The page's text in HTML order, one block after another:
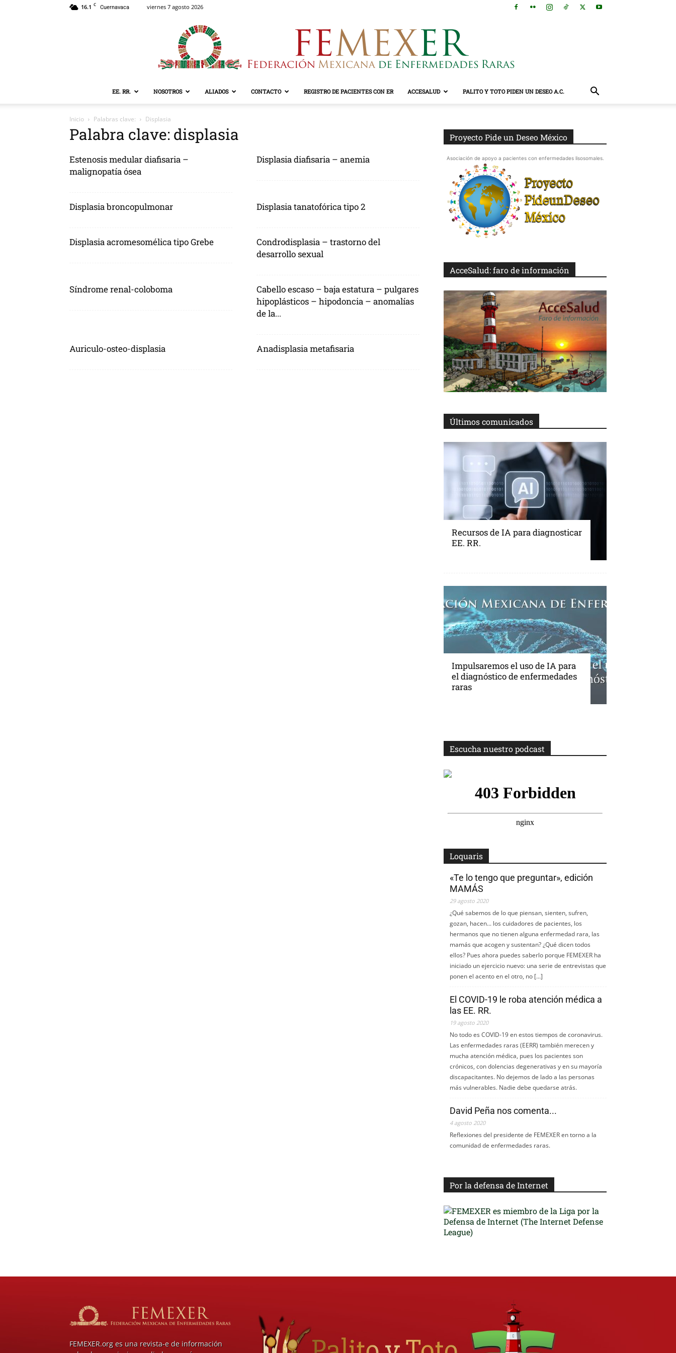
16.1 C Cuernavaca viernes 7 agosto 2026
EE. RR. NOSOTROS ALIADOS CONTACTO REGISTRO DE PACIENTES CON ER ACCESALUD PALITO Y TOTO PIDEN UN DESEO A.C.
Inicio Palabras clave: Displasia
Palabra clave: displasia
Estenosis medular diafisaria –
malignopatía ósea
Displasia diafisaria – anemia
Displasia broncopulmonar Displasia tanatofórica tipo 2
Displasia acromesomélica tipo Grebe
Condrodisplasia – trastorno del
desarrollo sexual
Síndrome renal-coloboma
Cabello escaso – baja estatura – pulgares
hipoplásticos – hipodoncia – anomalías
de la...
Auriculo-osteo-displasia Anadisplasia metafisaria
Proyecto Pide un Deseo México
Asociación de apoyo a pacientes con enfermedades lisosomales.
AcceSalud: faro de información
Últimos comunicados
Recursos de IA para diagnosticar
EE. RR.
Impulsaremos el uso de IA para
el diagnóstico de enfermedades
raras
Escucha nuestro podcast
Loquaris
«Te lo tengo que preguntar», edición
MAMÁS
29 agosto 2020
¿Qué sabemos de lo que piensan, sienten, sufren,
gozan, hacen... los cuidadores de pacientes, los
hermanos que no tienen alguna enfermedad rara, las
mamás que acogen y sustentan? ¿Qué dicen todos
ellos? Pues ahora puedes saberlo porque FEMEXER ha
iniciado un ejercicio nuevo: una serie de entrevistas que
ponen el acento en el otro, no […]
El COVID-19 le roba atención médica a
las EE. RR.
19 agosto 2020
No todo es COVID-19 en estos tiempos de coronavirus.
Las enfermedades raras (EERR) también merecen y
mucha atención médica, pues los pacientes son
crónicos, con dolencias degenerativas y en su mayoría
discapacitantes. No dejemos de lado a las personas
más vulnerables. Nadie debe quedarse atrás.
David Peña nos comenta...
4 agosto 2020
Reflexiones del presidente de FEMEXER en torno a la
comunidad de enfermedades raras.
Por la defensa de Internet
FEMEXER.org es una revista-e de información